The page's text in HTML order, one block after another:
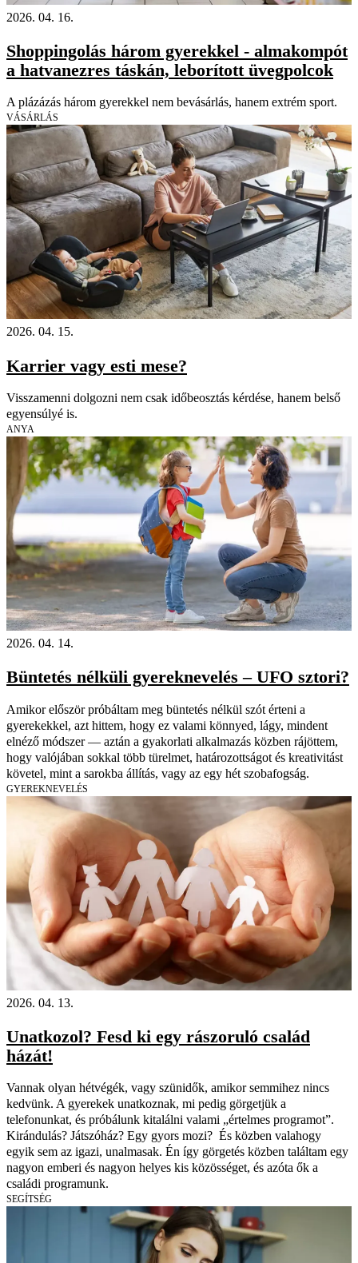
2026. 04. 16.
Shoppingolás három gyerekkel - almakompót
a hatvanezres táskán, leborított üvegpolcok
A plázázás három gyerekkel nem bevásárlás, hanem extrém sport.
VÁSÁRLÁS
2026. 04. 15.
Karrier vagy esti mese?
Visszamenni dolgozni nem csak időbeosztás kérdése, hanem belső
egyensúlyé is.
ANYA
2026. 04. 14.
Büntetés nélküli gyereknevelés – UFO sztori?
Amikor először próbáltam meg büntetés nélkül szót érteni a
gyerekekkel, azt hittem, hogy ez valami könnyed, lágy, mindent
elnéző módszer — aztán a gyakorlati alkalmazás közben rájöttem,
hogy valójában sokkal több türelmet, határozottságot és kreativitást
követel, mint a sarokba állítás, vagy az egy hét szobafogság.
GYEREKNEVELÉS
2026. 04. 13.
Unatkozol? Fesd ki egy rászoruló család
házát!
Vannak olyan hétvégék, vagy szünidők, amikor semmihez nincs
kedvünk. A gyerekek unatkoznak, mi pedig görgetjük a
telefonunkat, és próbálunk kitalálni valami „értelmes programot”.
Kirándulás? Játszóház? Egy gyors mozi? És közben valahogy
egyik sem az igazi, unalmasak. Én így görgetés közben találtam egy
nagyon emberi és nagyon helyes kis közösséget, és azóta ők a
családi programunk.
SEGÍTSÉG